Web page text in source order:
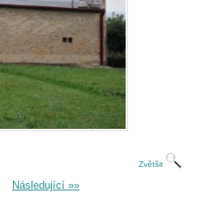
Zvětšit
Následující »»